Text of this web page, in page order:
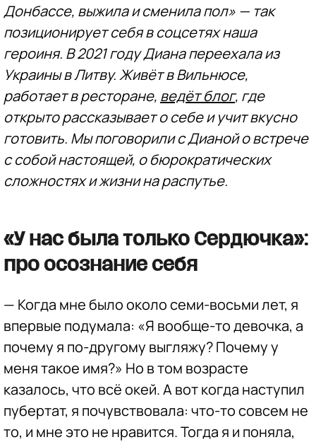
Донбассе, выжила и сменила пол» — так
позиционирует себя в соцсетях наша
героиня. В 2021 году Диана переехала из
Украины в Литву. Живёт в Вильнюсе,
работает в ресторане, ведёт блог, где
открыто рассказывает о себе и учит вкусно
готовить. Мы поговорили с Дианой о встрече
с собой настоящей, о бюрократических
сложностях и жизни на распутье.
«У нас была только Сердючка»:
про осознание себя
— Когда мне было около семи-восьми лет, я
впервые подумала: «Я вообще-то девочка, а
почему я по-другому выгляжу? Почему у
меня такое имя?» Но в том возрасте
казалось, что всё окей. А вот когда наступил
пубертат, я почувствовала: что-то совсем не
то, и мне это не нравится. Тогда я и поняла,